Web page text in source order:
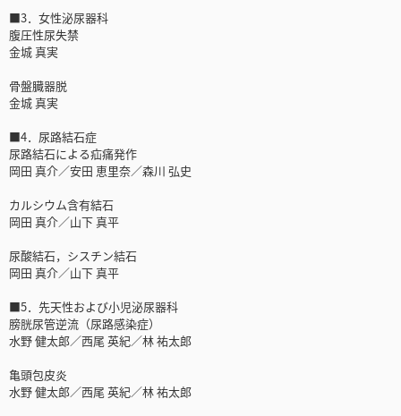
■3．女性泌尿器科
腹圧性尿失禁
金城 真実
骨盤臓器脱
金城 真実
■4．尿路結石症
尿路結石による疝痛発作
岡田 真介／安田 恵里奈／森川 弘史
カルシウム含有結石
岡田 真介／山下 真平
尿酸結石，シスチン結石
岡田 真介／山下 真平
■5．先天性および小児泌尿器科
膀胱尿管逆流（尿路感染症）
水野 健太郎／西尾 英紀／林 祐太郎
亀頭包皮炎
水野 健太郎／西尾 英紀／林 祐太郎